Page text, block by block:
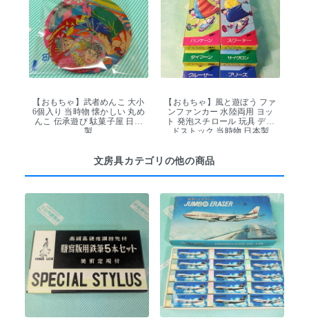
【おもちゃ】武者めんこ 大小
6個入り 当時物 懐かしい 丸め
んこ 伝承遊び 駄菓子屋 日本
製
【おもちゃ】風と遊ぼう ファ
ンファンカー 水陸両用 ヨッ
ト 発泡スチロール 玩具 デッ
ドストック 当時物 日本製
文房具カテゴリの他の商品